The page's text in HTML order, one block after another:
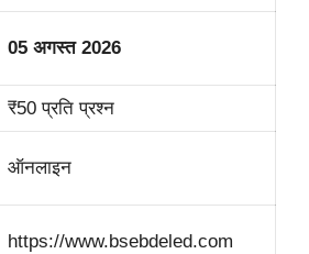
05 अगस्त 2026
₹50 प्रति प्रश्न
ऑनलाइन
https://www.bsebdeled.com